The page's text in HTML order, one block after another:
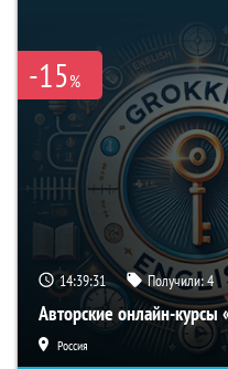
-15%
14:39:31 Получили:4
Авторские онлайн-курсы
Россия